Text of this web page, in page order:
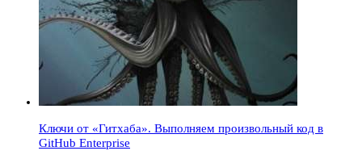
Ключи от «Гитхаба». Выполняем произвольный код в
GitHub Enterprise